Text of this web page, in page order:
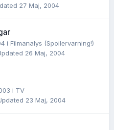
27 Maj, 2004
i Filmanalys (Spoilervarning!)
26 Maj, 2004
i TV
23 Maj, 2004